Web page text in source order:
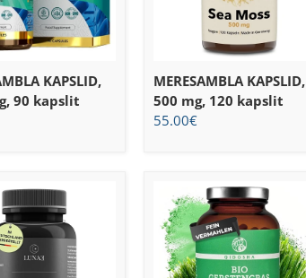
KAPSLID,
90 kapslit
MERESAMBLA KAPSLID,
500 mg, 120 kapslit
55.00€